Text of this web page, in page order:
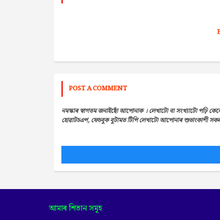
POST A COMMENT
নমস্কাৰ স্বাগতম জনাইছোঁ আপোনাক । লেখাটো বা সংখ্যাটো পঢ়ি
হোৱাটচএপ, ফেচবুক বুটামত টিপি লেখাটো আপোনাৰ শুভাংকাশী
আমাৰ শিতান সমূহ